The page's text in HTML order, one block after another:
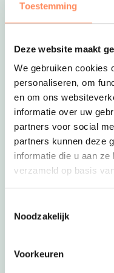
Toestemming
Deze website maakt
We gebruiken cookies
personaliseren, om
en om ons
informatie over uw
partners voor social
partners kunnen deze
informatie die u aan
verzameld op basis
Noodzakelijk
Voorkeuren
Leuk voor kids
– Beachvolleybal
– Klimparcours en
– Recreatieruimte
– Zwemstrand
– Zeilschool
Overnachten
– Comfortplaats
– Camperplaats
–